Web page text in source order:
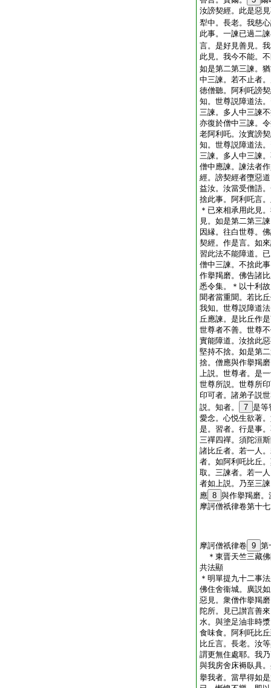
汝謗契經。此是惡
犁中。長老。我慈
此事。一諫已過二
言。是好見善見。
此見。我今不能。
如是第二第三諫。
中三諫。若不止者
徳僧聽。阿利吒謗
知。世尊説障道法
三諫。多人中三諫
亦復於僧中三諫。
老阿利吒。汝實謗
知。世尊説障道法
三諫。多人中三諫
僧中應諫。諫法者
經。謗契經者墮惡
益汝。汝當受僧語
捨此事。阿利吒言
＊已來相承用此見
見。如是第二第三
因縁。往白世尊。
契經。作是言。如
習此法不能障道。
僧中三諫。不捨此
作擧羯磨。佛告諸
悉令集。＊以十利
聞者當重聞。若比
我知。世尊説障道
丘應諫。是比丘作
世尊者不善。世尊
實能障道。汝捨此
堅持不捨。如是第
捨。僧應與作擧羯
上説。世尊者。是
世尊所説。世尊所
印可者。諸弟子説
説。知者。
7 是等
愛念。心悦生欲著
是。習者。行是事
三禪四禪。須陀洹
諸比丘者。若一人
者。如阿利吒比丘
取。三諫者。若一
者如上説。乃至三
應 8 與作擧羯磨。
摩訶僧祇律卷第十七
摩訶僧祇律卷 9 第
＊東晋天竺三藏
共法顯
＊明單提九十二事
佛住舍衞城。廣説
惡見。衆僧作擧羯
陀所。見已讃言善
水。與塗足油非時
食味食。阿利吒比
比丘言。長老。汝
謂更無住處耶。我
與我房舍床褥臥具
擧我者。當早得如